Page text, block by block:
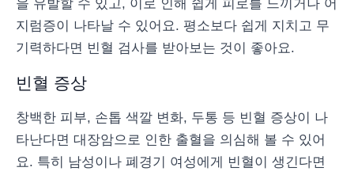
을 유발할 수 있고, 이로 인해 쉽게 피로를 느끼거나 어
지럼증이 나타날 수 있어요. 평소보다 쉽게 지치고 무
기력하다면 빈혈 검사를 받아보는 것이 좋아요.
빈혈 증상
창백한 피부, 손톱 색깔 변화, 두통 등 빈혈 증상이 나
타난다면 대장암으로 인한 출혈을 의심해 볼 수 있어
요. 특히 남성이나 폐경기 여성에게 빈혈이 생긴다면